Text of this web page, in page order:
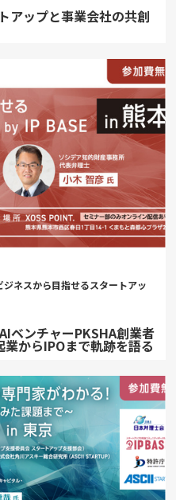
アップと事業会社の共創
ネスから目指せるスタートアッ
ベンチャーPKSHA創業者
からIPOまで軌跡を語る